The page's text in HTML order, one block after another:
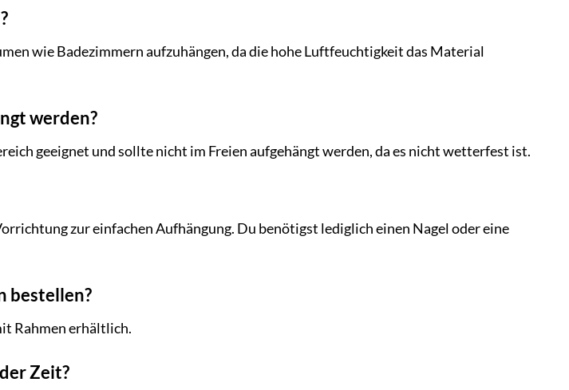
wie Badezimmern aufzuhängen, da die hohe Luftfeuchtigkeit das Material
werden?
geeignet und sollte nicht im Freien aufgehängt werden, da es nicht wetterfest ist.
zur einfachen Aufhängung. Du benötigst lediglich einen Nagel oder eine
bestellen?
Rahmen erhältlich.
Zeit?